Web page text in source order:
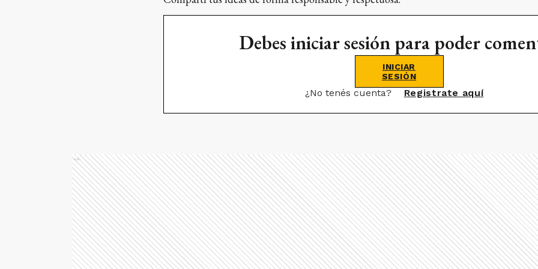
Debes iniciar sesión para poder
INICIAR
SESIÓN
¿No tenés cuenta? Registrate aquí
Ads